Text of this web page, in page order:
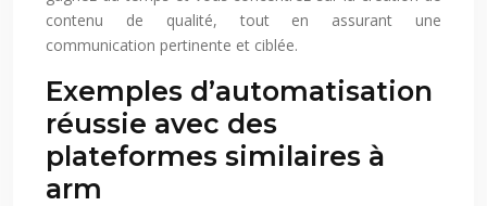
contenu de qualité, tout en assurant une
communication pertinente et ciblée.
Exemples d’automatisation
réussie avec des
plateformes similaires à
arm